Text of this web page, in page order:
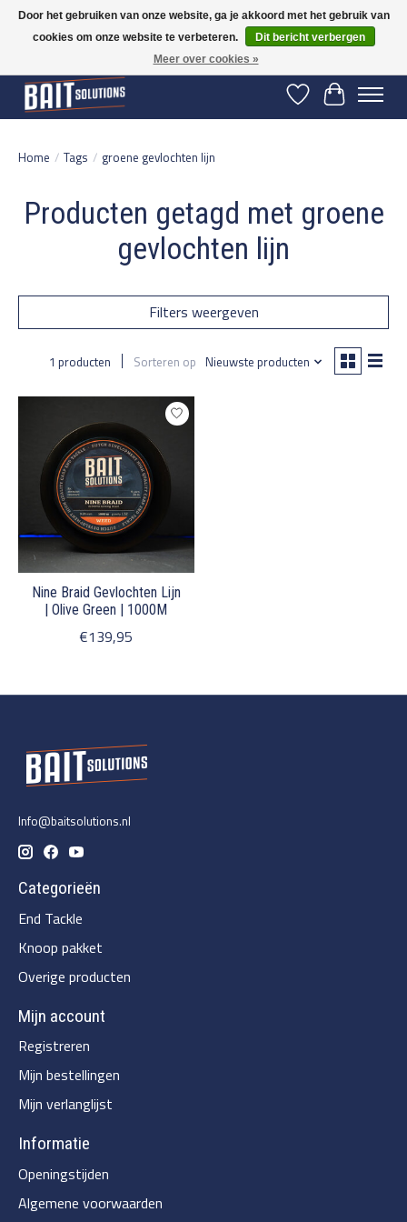
Gratis verzending vanaf 50 euro binnen NL | Op voorraad binnen 2-5 werkdagen
verzonden | België vanaf 70 euro gratis verzonden
Verlanglijst
Home / Tags / groene gevlochten lijn
Producten getagd met groene
gevlochten lijn
Filters weergeven
1 producten Sorteren op Nieuwste producten
Nine Braid Gevlochten Lijn
| Olive Green | 1000M
€139,95
Info@baitsolutions.nl
Categorieën
End Tackle
Knoop pakket
Overige producten
Mijn account
Registreren
Mijn bestellingen
Mijn verlanglijst
Informatie
Openingstijden
Algemene voorwaarden
Door het gebruiken van onze website, ga je akkoord met het gebruik van
cookies om onze website te verbeteren.
Dit bericht verbergen
Meer over cookies »